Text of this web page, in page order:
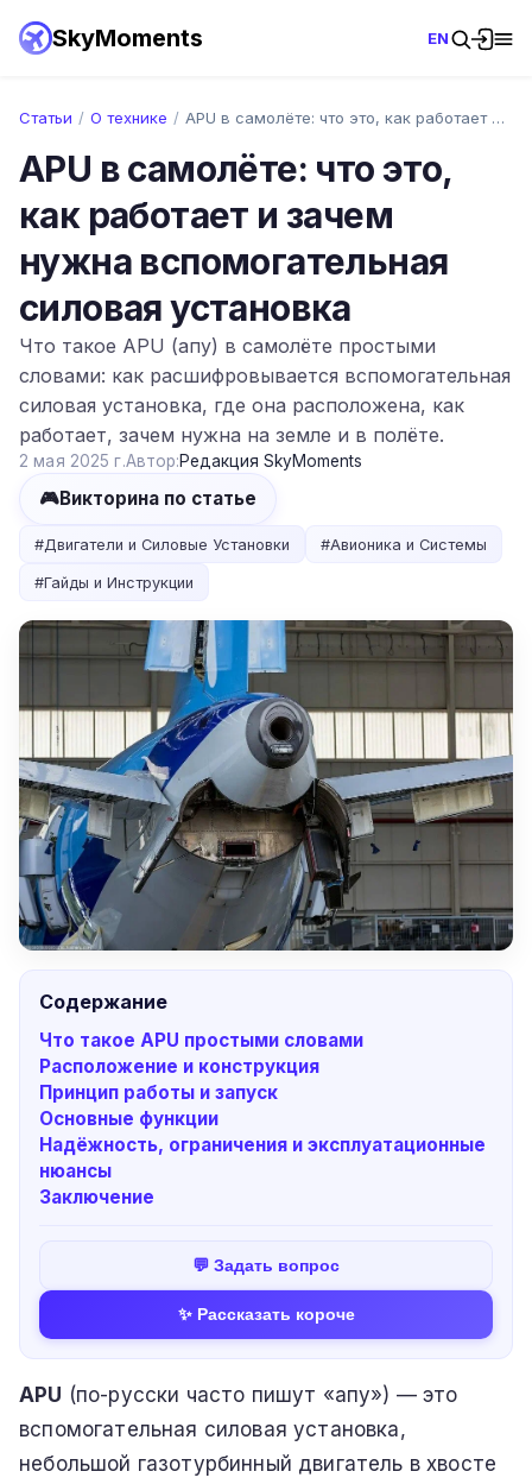
SkyMoments EN
Статьи / О технике / APU в самолёте: что это, как работает и …
APU в самолёте: что это,
как работает и зачем
нужна вспомогательная
силовая установка
Что такое APU (апу) в самолёте простыми
словами: как расшифровывается вспомогательная
силовая установка, где она расположена, как
работает, зачем нужна на земле и в полёте.
2 мая 2025 г.Автор:Редакция SkyMoments
🎮Викторина по статье
#Двигатели и Силовые Установки #Авионика и Системы
#Гайды и Инструкции
Содержание
Что такое APU простыми словами
Расположение и конструкция
Принцип работы и запуск
Основные функции
Надёжность, ограничения и эксплуатационные
нюансы
Заключение
💬 Задать вопрос
✨ Рассказать короче
APU (по-русски часто пишут «апу») — это
вспомогательная силовая установка,
небольшой газотурбинный двигатель в хвосте